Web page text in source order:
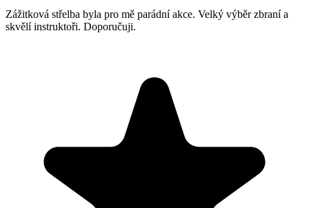
Zážitková střelba byla pro mě parádní akce. Velký výběr zbraní a
skvělí instruktoři. Doporučuji.